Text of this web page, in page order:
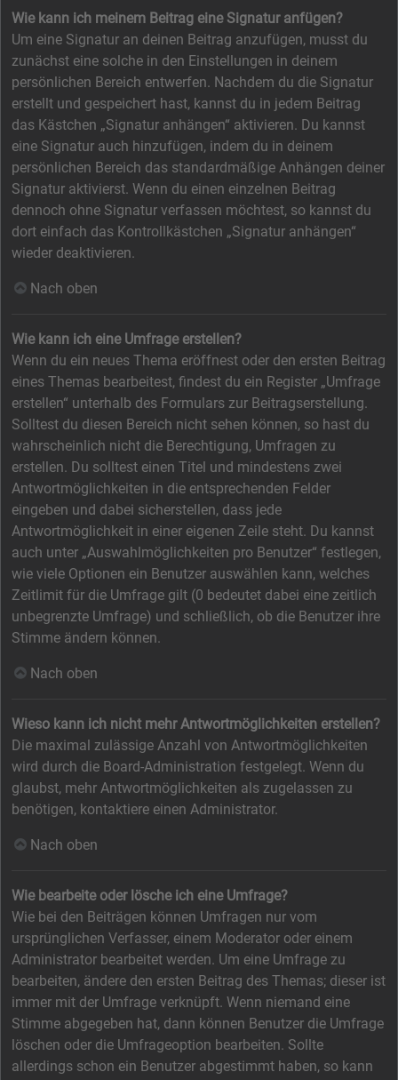
Wie kann ich meinem Beitrag eine Signatur anfügen?
Um eine Signatur an deinen Beitrag anzufügen, musst du
zunächst eine solche in den Einstellungen in deinem
persönlichen Bereich entwerfen. Nachdem du die Signatur
erstellt und gespeichert hast, kannst du in jedem Beitrag
das Kästchen „Signatur anhängen“ aktivieren. Du kannst
eine Signatur auch hinzufügen, indem du in deinem
persönlichen Bereich das standardmäßige Anhängen deiner
Signatur aktivierst. Wenn du einen einzelnen Beitrag
dennoch ohne Signatur verfassen möchtest, so kannst du
dort einfach das Kontrollkästchen „Signatur anhängen“
wieder deaktivieren.
Nach oben
Wie kann ich eine Umfrage erstellen?
Wenn du ein neues Thema eröffnest oder den ersten Beitrag
eines Themas bearbeitest, findest du ein Register „Umfrage
erstellen“ unterhalb des Formulars zur Beitragserstellung.
Solltest du diesen Bereich nicht sehen können, so hast du
wahrscheinlich nicht die Berechtigung, Umfragen zu
erstellen. Du solltest einen Titel und mindestens zwei
Antwortmöglichkeiten in die entsprechenden Felder
eingeben und dabei sicherstellen, dass jede
Antwortmöglichkeit in einer eigenen Zeile steht. Du kannst
auch unter „Auswahlmöglichkeiten pro Benutzer“ festlegen,
wie viele Optionen ein Benutzer auswählen kann, welches
Zeitlimit für die Umfrage gilt (0 bedeutet dabei eine zeitlich
unbegrenzte Umfrage) und schließlich, ob die Benutzer ihre
Stimme ändern können.
Nach oben
Wieso kann ich nicht mehr Antwortmöglichkeiten erstellen?
Die maximal zulässige Anzahl von Antwortmöglichkeiten
wird durch die Board-Administration festgelegt. Wenn du
glaubst, mehr Antwortmöglichkeiten als zugelassen zu
benötigen, kontaktiere einen Administrator.
Nach oben
Wie bearbeite oder lösche ich eine Umfrage?
Wie bei den Beiträgen können Umfragen nur vom
ursprünglichen Verfasser, einem Moderator oder einem
Administrator bearbeitet werden. Um eine Umfrage zu
bearbeiten, ändere den ersten Beitrag des Themas; dieser ist
immer mit der Umfrage verknüpft. Wenn niemand eine
Stimme abgegeben hat, dann können Benutzer die Umfrage
löschen oder die Umfrageoption bearbeiten. Sollte
allerdings schon ein Benutzer abgestimmt haben, so kann